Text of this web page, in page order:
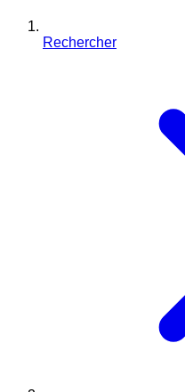
Rechercher